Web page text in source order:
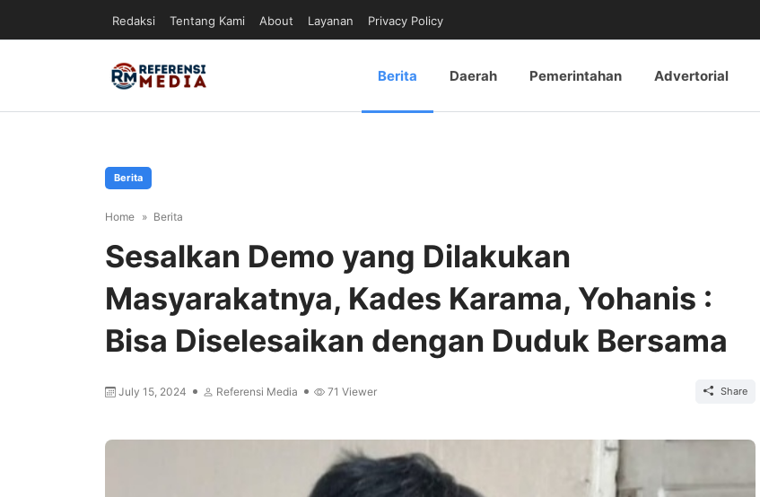
Redaksi Tentang Kami About Layanan Privacy Policy
Berita Daerah Pemerintahan Advertorial
Berita
Home Berita
Sesalkan Demo yang Dilakukan
Masyarakatnya, Kades Karama, Yohanis :
Bisa Diselesaikan dengan Duduk Bersama
July 15, 2024 Referensi Media 71 Viewer Share